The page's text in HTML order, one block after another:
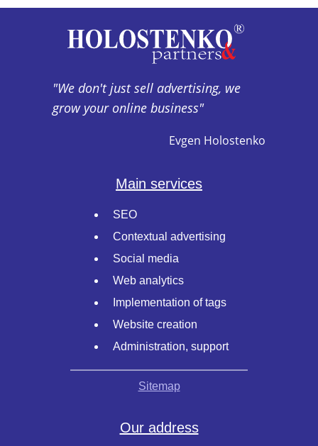
"We don't just sell advertising, we
grow your online business"
Evgen Holostenko
Main services
SEO
Contextual advertising
Social media
Web analytics
Implementation of tags
Website creation
Administration, support
Sitemap
Our address